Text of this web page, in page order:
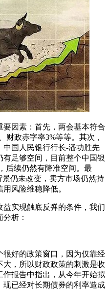
因素：首先，两会基本符合
财政赤字率3%等等。其次，
国人民银行行长-潘功胜先
足够空间，目前整个中国银
后续仍然有降准空间。最
景仍未改变，卖方市场仍然持
风险维稳降低。
实现触底反弹的条件，我们
析：
好的政策窗口，因为仅靠经
，所以财政政策的刺激是收
报告中指出，从今年开始拟
已经对长期债券的利率造成